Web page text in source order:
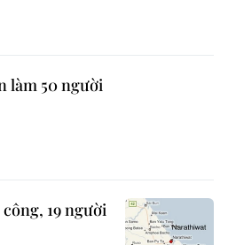
làm 50 người
19 người